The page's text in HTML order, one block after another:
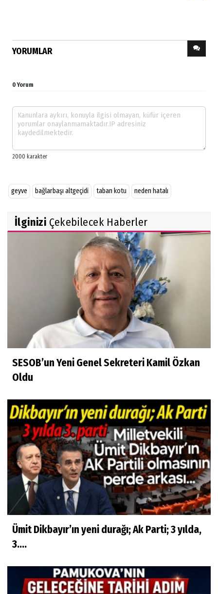
YORUMLAR
0 Yorum
geyve bağlarbaşı altgeçidi taban kotu neden hatalı
İlginizi Çekebilecek Haberler
SESOB’un Yeni Genel Sekreteri Kamil Özkan
Oldu
Ümit Dikbayır’ın yeni durağı; Ak Parti; 3 yılda,
3....